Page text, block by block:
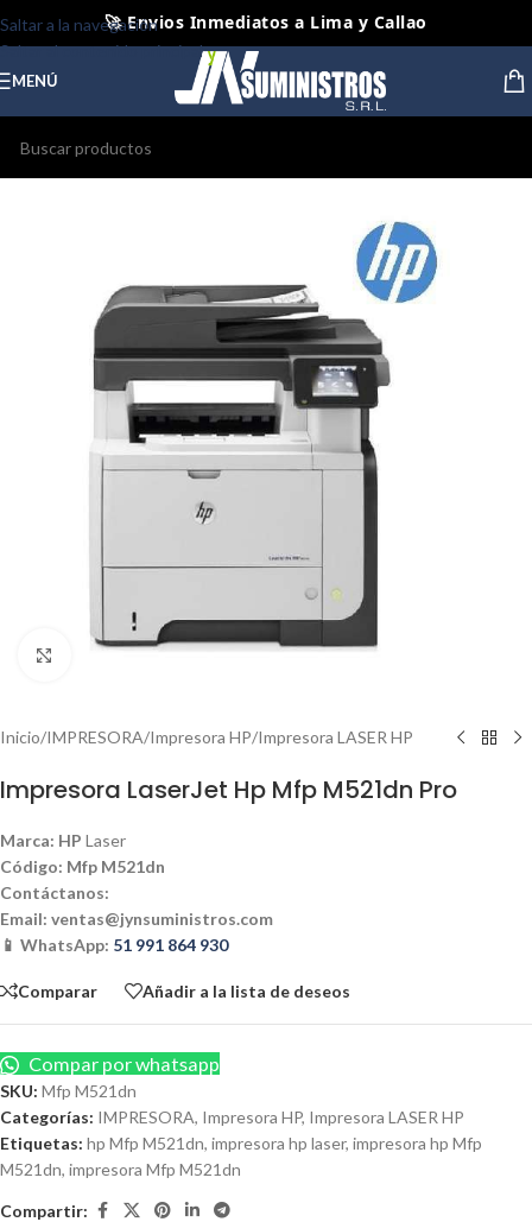
Saltar a la navegación
Saltar al contenido principal
🚀 Envios Inmediatos a Lima y Callao
📦 Envios Diarios a todo el Peru
🤝 Pago contra entrega Lima y Callao
MENÚ
Haga clic para ampliar
Inicio/IMPRESORA/Impresora HP/Impresora LASER HP
Impresora LaserJet Hp Mfp M521dn Pro
Marca: HP Laser
Código: Mfp M521dn
Contáctanos:
Email: ventas@jynsuministros.com
📱 WhatsApp: 51 991 864 930
Comparar Añadir a la lista de deseos
Compar por whatsapp
SKU: Mfp M521dn
Categorías: IMPRESORA, Impresora HP, Impresora LASER HP
Etiquetas: hp Mfp M521dn, impresora hp laser, impresora hp Mfp
M521dn, impresora Mfp M521dn
Compartir: